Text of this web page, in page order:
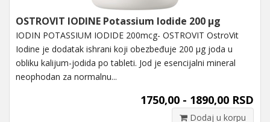
OSTROVIT IODINE Potassium Iodide 200 μg
IODIN POTASSIUM IODIDE 200mcg- OSTROVIT OstroVit
Iodine je dodatak ishrani koji obezbeđuje 200 μg joda u
obliku kalijum-jodida po tableti. Jod je esencijalni mineral
neophodan za normalnu...
1750,00 - 1890,00 RSD
Dodaj u korpu